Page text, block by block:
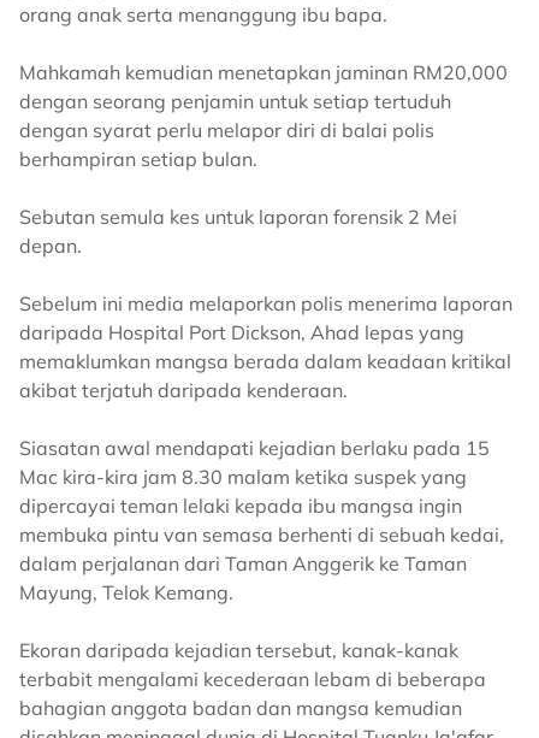
orang anak serta menanggung ibu bapa.
Mahkamah kemudian menetapkan jaminan RM20,000
dengan seorang penjamin untuk setiap tertuduh
dengan syarat perlu melapor diri di balai polis
berhampiran setiap bulan.
Sebutan semula kes untuk laporan forensik 2 Mei
depan.
Sebelum ini media melaporkan polis menerima laporan
daripada Hospital Port Dickson, Ahad lepas yang
memaklumkan mangsa berada dalam keadaan kritikal
akibat terjatuh daripada kenderaan.
Siasatan awal mendapati kejadian berlaku pada 15
Mac kira-kira jam 8.30 malam ketika suspek yang
dipercayai teman lelaki kepada ibu mangsa ingin
membuka pintu van semasa berhenti di sebuah kedai,
dalam perjalanan dari Taman Anggerik ke Taman
Mayung, Telok Kemang.
Ekoran daripada kejadian tersebut, kanak-kanak
terbabit mengalami kecederaan lebam di beberapa
bahagian anggota badan dan mangsa kemudian